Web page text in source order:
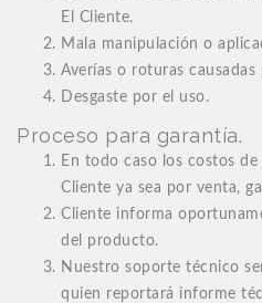
El Cliente.
Mala manipulación o
Averías o roturas
Desgaste por el uso.
Proceso para garantía.
En todo caso los costos
Cliente ya sea por venta,
Cliente informa
del producto.
Nuestro soporte técnico
quien reportará informe